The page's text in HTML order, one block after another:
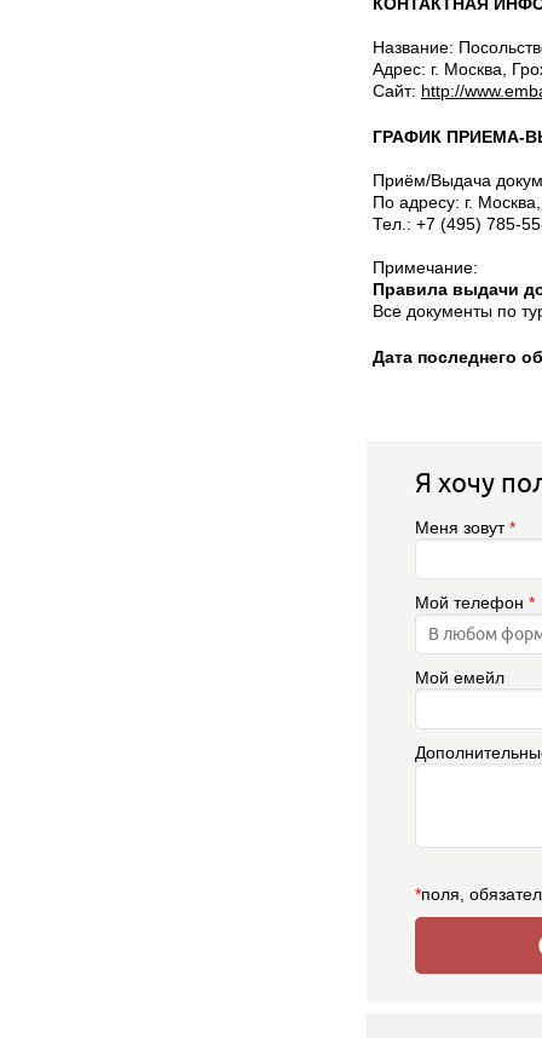
Название:
Адрес: г. Москва,
Cайт: http://
ГРАФИК ПРИЕМА-
Приём/Выдача
По адресу: г.
Тел.: +7 (495) 785-
Примечание:
Правила выдачи
Все документы по
Дата последнего
Я хочу
Меня зовут*
Мой телефон *
Мой емейл
*поля,